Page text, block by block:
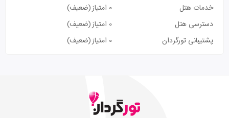
خدمات هتل
0 امتیاز
(ضعیف)
دسترسی هتل
0 امتیاز
(ضعیف)
پشتیبانی تورگردان
0 امتیاز (ضعیف)